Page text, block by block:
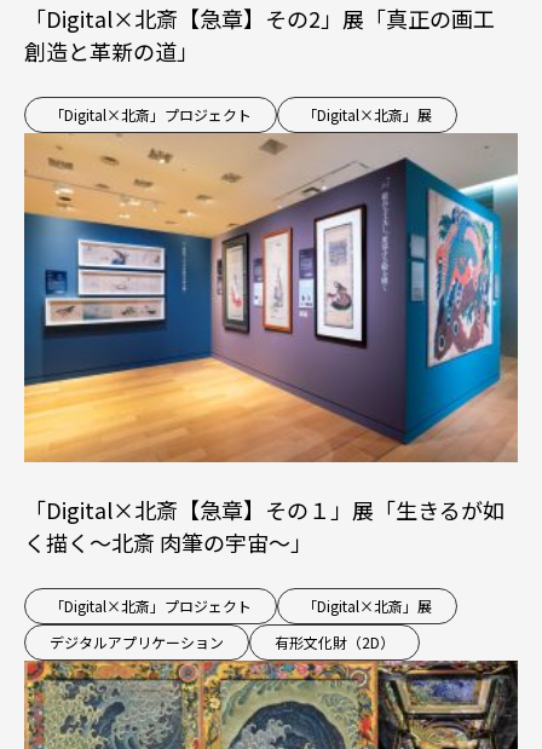
「Digital×北斎【急章】その2」展「真正の画工
創造と革新の道」
「Digital×北斎」プロジェクト 「Digital×北斎」展
「Digital×北斎【急章】その１」展「生きるが如
く描く～北斎 肉筆の宇宙～」
「Digital×北斎」プロジェクト
「Digital×北斎」展
デジタルアプリケーション
有形文化財（2D）